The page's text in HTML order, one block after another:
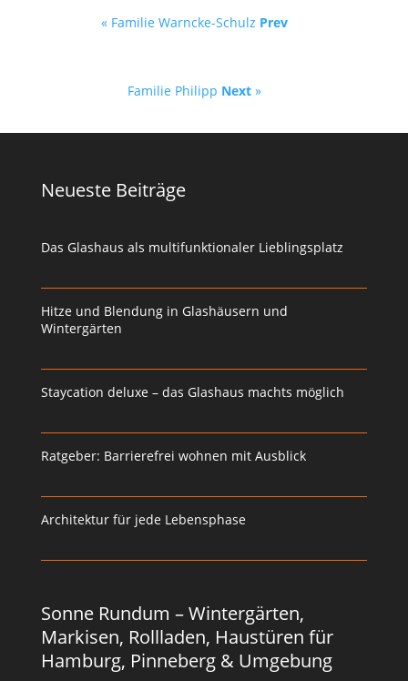
« Familie Warncke-Schulz Prev
Familie Philipp Next »
Neueste Beiträge
Das Glashaus als multifunktionaler Lieblingsplatz
Hitze und Blendung in Glashäusern und
Wintergärten
Staycation deluxe – das Glashaus machts möglich
Ratgeber: Barrierefrei wohnen mit Ausblick
Architektur für jede Lebensphase
Sonne Rundum – Wintergärten,
Markisen, Rollladen, Haustüren für
Hamburg, Pinneberg & Umgebung